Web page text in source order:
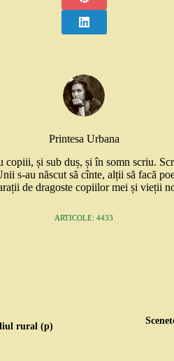
Printesa Urbana
și sub duș, și în somn scriu.
s-au născut să cînte, alții să facă
de dragoste copiilor mei și vieții
ARTICOLE: 4433
rural (p)